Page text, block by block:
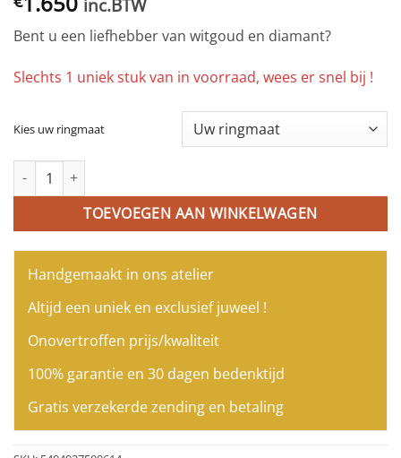
inc.BTW
Bent u een liefhebber van witgoud en diamant?
Slechts 1 uniek stuk van in voorraad, wees er snel bij !
Kies uw ringmaat
Fijne ring in wit goud gezet met diamant bagetten aantal
TOEVOEGEN AAN WINKELWAGEN
Handgemaakt in ons atelier
Altijd een uniek en exclusief juweel !
Onovertroffen prijs/kwaliteit
100% garantie en 30 dagen bedenktijd
Gratis verzekerde zending en betaling